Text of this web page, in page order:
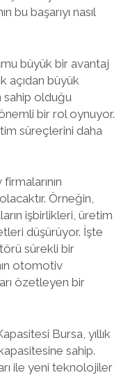
bu başarıyı nasıl
büyük bir avantaj
açıdan büyük
sahip olduğu
bir rol oynuyor.
süreçlerini daha
Örneğin,
işbirlikleri, üretim
düşürüyor. İşte
sürekli bir
otomotiv
özetleyen bir
Bursa, yıllık
sahip.
ile yeni teknolojiler